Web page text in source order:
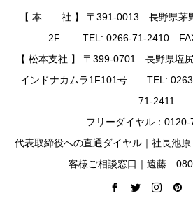
【 本 社 】 〒391-0013 長野県茅
2F TEL: 0266-71-2410
【 松本支社 】 〒399-0701 長野県塩
インドナカムラ1F101号 TEL:
71-2411
フリーダイヤル：
代表取締役への直通ダイヤル｜社長
客様ご相談窓口｜遠藤